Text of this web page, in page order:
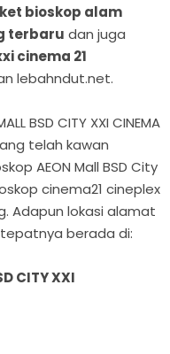
bioskop alam
terbaru dan juga
cinema 21
lebahndut.net.
BSD CITY XXI CINEMA
telah kawan
AEON Mall BSD City
cinema21 cineplex
Adapun lokasi alamat
tepatnya berada di:
CITY XXI